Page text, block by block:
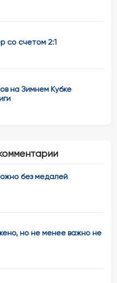
со счетом 2:1
на Зимнем Кубке
без медалей
но не менее важно не